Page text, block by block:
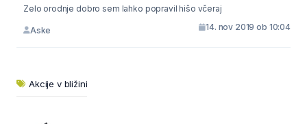
Zelo orodnje dobro sem lahko popravil hišo včeraj
Aske 14. nov 2019 ob 10:04
Akcije v bližini